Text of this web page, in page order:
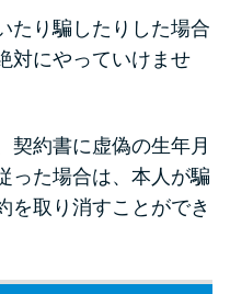
たり騙したりした場合
対にやっていけませ
契約書に虚偽の生年月
った場合は、本人が騙
を取り消すことができ